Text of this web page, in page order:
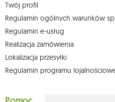
Twój profil
Regulamin ogólnych warunków
Regulamin e-usług
Realizacja zamówienia
Lokalizacja przesyłki
Regulamin programu